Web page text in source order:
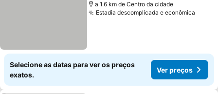
a 1.6 km de Centro da cidade
Estadia descomplicada e econômica
Selecione as datas para ver os preços
exatos.
Ver preços